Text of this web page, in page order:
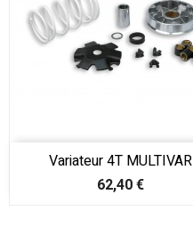
Variateur 4T MULTIVAR
Prix
62,40 €